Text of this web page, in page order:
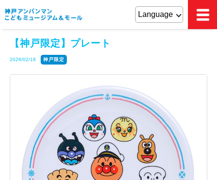
【神戸限定】プレート
2026/02/18 神戸限定